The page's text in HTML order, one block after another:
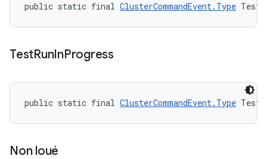
public static final ClusterCommandEvent.Type
TestRunInProgress
public static final ClusterCommandEvent.Type
Non loué